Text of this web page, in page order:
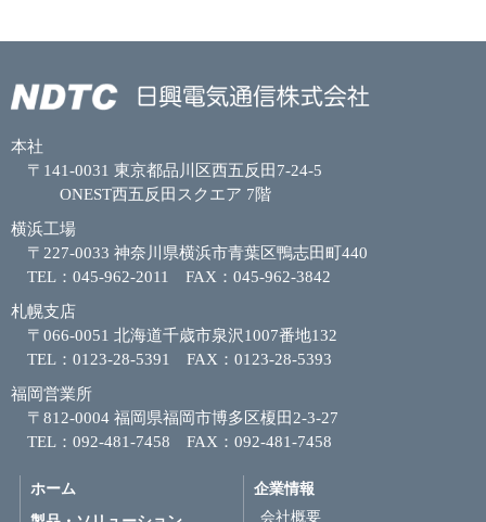
本社
〒141-0031 東京都品川区西五反田7-24-5
ONEST西五反田スクエア 7階
横浜工場
〒227-0033 神奈川県横浜市青葉区鴨志田町440
TEL：045-962-2011 FAX：045-962-3842
札幌支店
〒066-0051 北海道千歳市泉沢1007番地132
TEL：0123-28-5391 FAX：0123-28-5393
福岡営業所
〒812-0004 福岡県福岡市博多区榎田2-3-27
TEL：092-481-7458 FAX：092-481-7458
ホーム
企業情報
会社概要